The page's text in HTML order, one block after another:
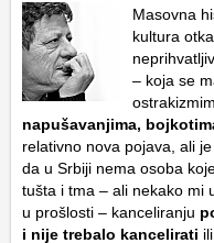
Masovna
kultura
– koja se
napušavanjima,
relativno nova pojava, ali
da u Srbiji nema osoba
tušta i tma – ali nekako mi
u prošlosti – kanceliranju
i nije trebalo kancelirati